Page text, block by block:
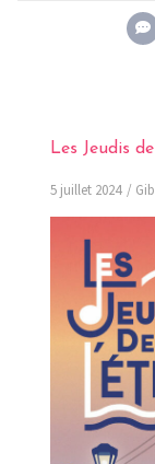
Les Jeudis
5 juillet 2024 Gib